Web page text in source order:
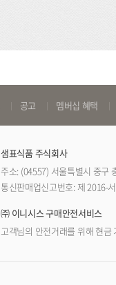
공고 멤버십 혜택
샘표식품 주식회사
주소: (04557) 서울특별시 중구
통신판매업신고번호: 제 2016-
㈜ 이니시스 구매안전서비스
고객님의 안전거래를 위해 현금